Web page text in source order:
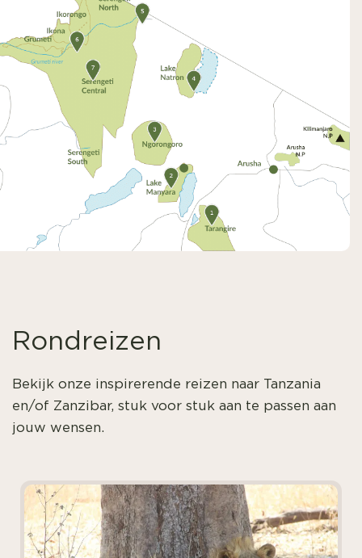
Rondreizen
Bekijk onze inspirerende reizen naar Tanzania
en/of Zanzibar, stuk voor stuk aan te passen aan
jouw wensen.